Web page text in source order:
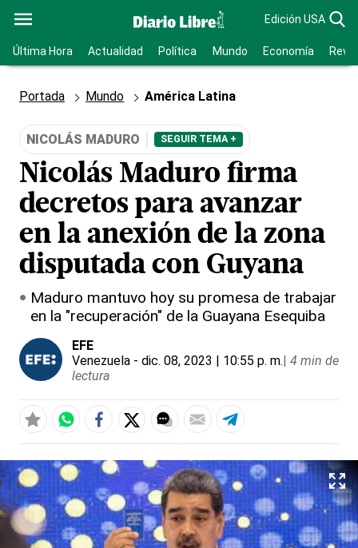
Edición USA
Última Hora Actualidad Política Mundo Economía
Portada Mundo América Latina
NICOLÁS MADURO SEGUIR TEMA +
Nicolás Maduro firma
decretos para avanzar
en la anexión de la zona
disputada con Guyana
Maduro mantuvo hoy su promesa de trabajar
en la "recuperación" de la Guayana Esequiba
EFE
Venezuela - dic. 08, 2023 | 10:55 p. m.| 4 min de
lectura